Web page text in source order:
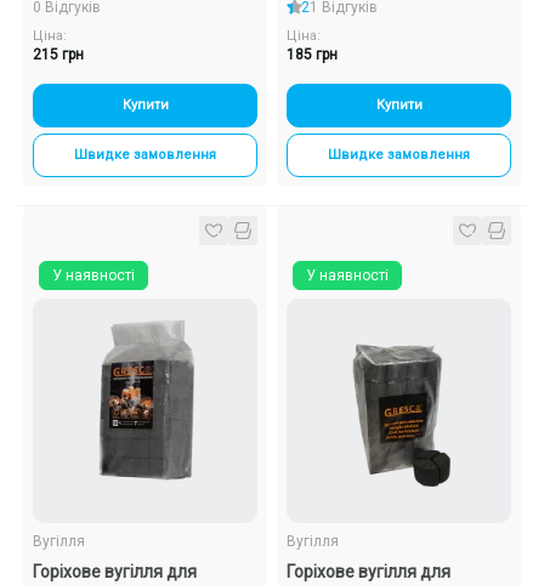
0 Відгуків
Ціна:
215 грн
Купити
Швидке замовлення
21 Відгуків
Ціна:
185 грн
Купити
Швидке замовлення
У наявності
Вугілля
Горіхове вугілля для
У наявності
Вугілля
Горіхове вугілля для